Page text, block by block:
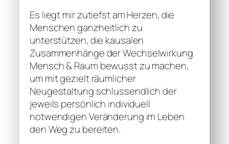
Es liegt mir zutiefst am Herzen, die
Menschen ganzheitlich zu
unterstützen, die kausalen
Zusammenhänge der Wechselwirkung
Mensch & Raum bewusst zu machen,
um mit gezielt räumlicher
Neugestaltung schlussendlich der
jeweils persönlich individuell
notwendigen Veränderung im Leben
den Weg zu bereiten.